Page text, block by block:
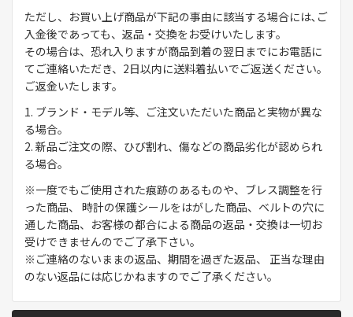
ただし、お買い上げ商品が下記の事由に該当する場合には､ご
入金後であっても、返品・交換をお受けいたします。
その場合は、恐れ入りますが商品到着の翌日までにお電話に
てご連絡いただき、2日以内に送料着払いでご返送ください。
ご返金いたします。
1. ブランド・モデル等、ご注文いただいた商品と実物が異な
る場合。
2. 新品ご注文の際、ひび割れ、傷などの商品劣化が認められ
る場合。
※一度でもご使用された痕跡のあるものや、ブレス調整を行
った商品、 時計の保護シールをはがした商品、ベルトの穴に
通した商品、お客様の都合による商品の返品・交換は一切お
受けできませんのでご了承下さい。
※ご連絡のないままの返品、期間を過ぎた返品、 正当な理由
のない返品には応じかねますのでご了承ください。